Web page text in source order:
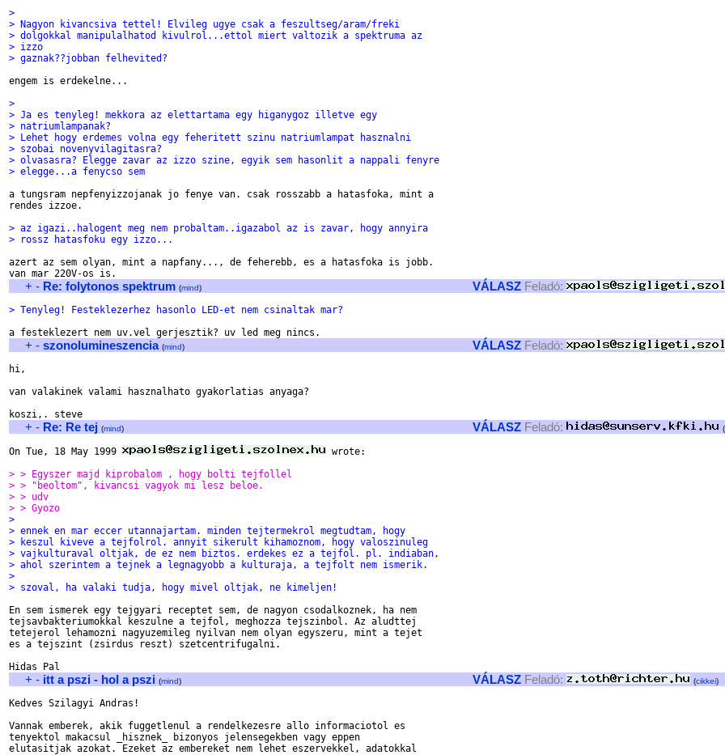
>
> Nagyon kivancsiva tettel! Elvileg ugye csak a feszultseg/aram/freki
> dolgokkal manipulalhatod kivulrol...ettol miert valtozik a spektruma az
> izzo
> gaznak??jobban felhevited?
engem is erdekelne...
>
> Ja es tenyleg! mekkora az elettartama egy higanygoz illetve egy
> natriumlampanak?
> Lehet hogy erdemes volna egy feheritett szinu natriumlampat hasznalni
> szobai novenyvilagitasra?
> olvasasra? Elegge zavar az izzo szine, egyik sem hasonlit a nappali fenyre
> elegge...a fenycso sem
a tungsram nepfenyizzojanak jo fenye van. csak rosszabb a hatasfoka, mint a
rendes izzoe.
> az igazi..halogent meg nem probaltam..igazabol az is zavar, hogy annyira
> rossz hatasfoku egy izzo...
azert az sem olyan, mint a napfany..., de feherebb, es a hatasfoka is jobb.
+ - Re: folytonos spektrum (mind) VÁLASZ Feladó:
> Tenyleg! Festeklezerhez hasonlo LED-et nem csinaltak mar?
+ - szonolumineszencia (mind) VÁLASZ Feladó:
hi,
van valakinek valami hasznalhato gyakorlatias anyaga?
+ - Re: Re tej (mind) VÁLASZ Feladó: (
On Tue, 18 May 1999
wrote:
> > Egyszer majd kiprobalom , hogy bolti tejfollel
> > "beoltom", kivancsi vagyok mi lesz beloe.
> > udv
> > Gyozo
>
> ennek en mar eccer utannajartam. minden tejtermekrol megtudtam, hogy
> keszul kiveve a tejfolrol. annyit sikerult kihamoznom, hogy valoszinuleg
> vajkulturaval oltjak, de ez nem biztos. erdekes ez a tejfol. pl. indiaban,
> ahol szerintem a tejnek a legnagyobb a kulturaja, a tejfolt nem ismerik.
>
> szoval, ha valaki tudja, hogy mivel oltjak, ne kimeljen!
En sem ismerek egy tejgyari receptet sem, de nagyon csodalkoznek, ha nem
tejsavbakteriumokkal keszulne a tejfol, meghozza tejszinbol. Az aludttej
tetejerol lehamozni nagyuzemileg nyilvan nem olyan egyszeru, mint a tejet
es a tejszint (zsirdus reszt) szetcentrifugalni.
+ - itt a pszi - hol a pszi (mind) VÁLASZ Feladó: (cikkei)
Kedves Szilagyi Andras!
Vannak emberek, akik fuggetlenul a rendelkezesre allo informaciotol es
tenyektol makacsul _hisznek_ bizonyos jelensegekben vagy eppen
elutasitjak azokat. Ezeket az embereket nem lehet eszervekkel, adatokkal